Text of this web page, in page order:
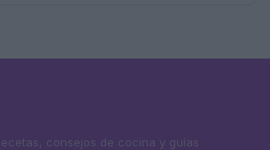
consejos de cocina y guías